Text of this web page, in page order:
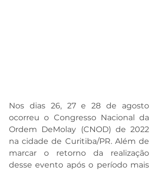
Nos dias 26, 27 e 28 de agosto
ocorreu o Congresso Nacional da
Ordem DeMolay (CNOD) de 2022
na cidade de Curitiba/PR. Além de
marcar o retorno da realização
desse evento após o período mais